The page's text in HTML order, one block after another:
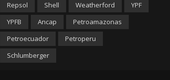
Repsol
Shell Weatherford
YPF
YPFB
Ancap
Petroamazonas
Petroecuador
Petroperu
Schlumberger